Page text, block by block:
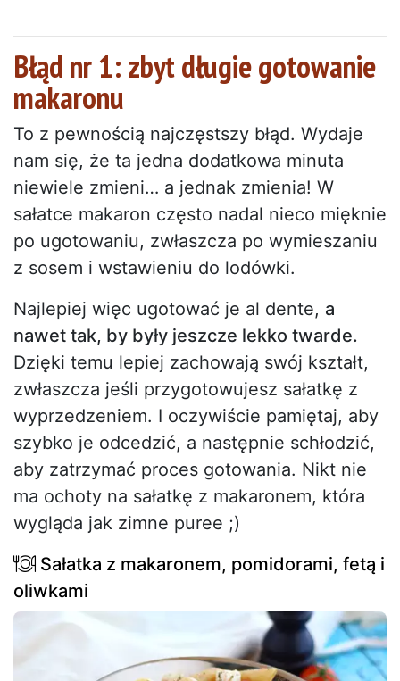
Błąd nr 1: zbyt długie gotowanie
makaronu
To z pewnością najczęstszy błąd. Wydaje
nam się, że ta jedna dodatkowa minuta
niewiele zmieni… a jednak zmienia! W
sałatce makaron często nadal nieco mięknie
po ugotowaniu, zwłaszcza po wymieszaniu
z sosem i wstawieniu do lodówki.
Najlepiej więc ugotować je al dente, a
nawet tak, by były jeszcze lekko twarde.
Dzięki temu lepiej zachowają swój kształt,
zwłaszcza jeśli przygotowujesz sałatkę z
wyprzedzeniem. I oczywiście pamiętaj, aby
szybko je odcedzić, a następnie schłodzić,
aby zatrzymać proces gotowania. Nikt nie
ma ochoty na sałatkę z makaronem, która
wygląda jak zimne puree ;)
Sałatka z makaronem, pomidorami, fetą i
oliwkami